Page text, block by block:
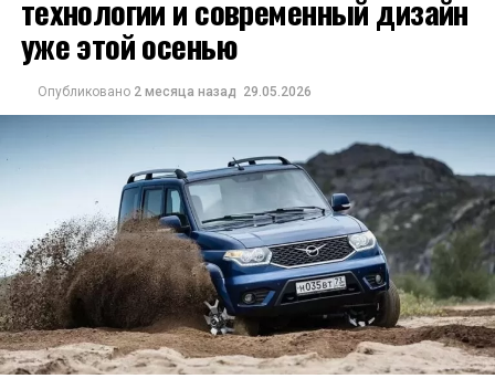
технологии и современный дизайн
уже этой осенью
Опубликовано 2 месяца назад 29.05.2026